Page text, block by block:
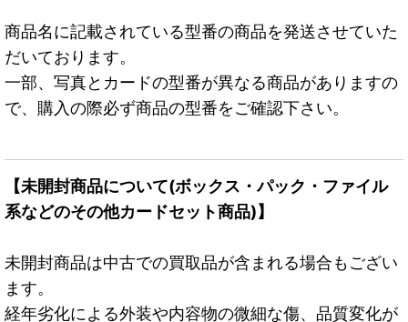
商品名に記載されている型番の商品を発送させていた
だいております。
一部、写真とカードの型番が異なる商品がありますの
で、購入の際必ず商品の型番をご確認下さい。
【未開封商品について(ボックス・パック・ファイル
系などのその他カードセット商品)】
未開封商品は中古での買取品が含まれる場合もござい
ます。
経年劣化による外装や内容物の微細な傷、品質変化が